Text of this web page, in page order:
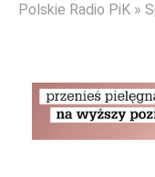
Polskie Radio PiK